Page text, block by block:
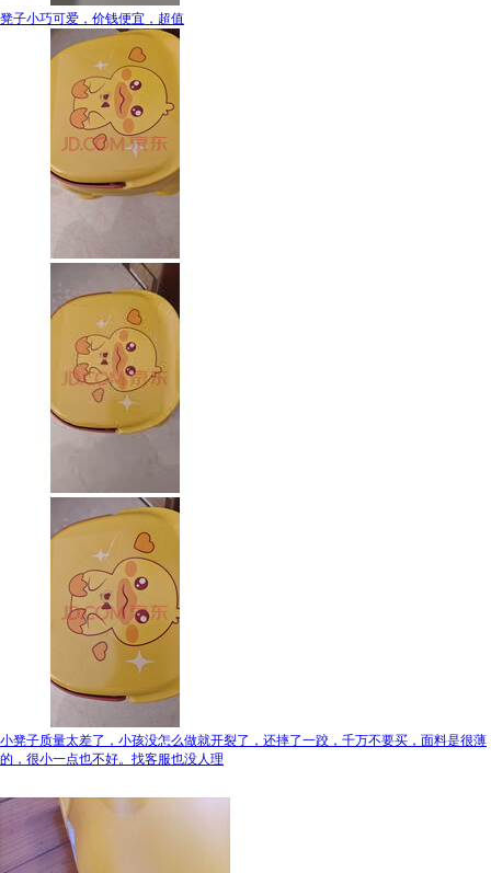
凳子小巧可爱，价钱便宜，超值
小凳子质量太差了，小孩没怎么做就开裂了，还摔了一跤，千万不要买，面料是很薄
的，很小一点也不好。找客服也没人理